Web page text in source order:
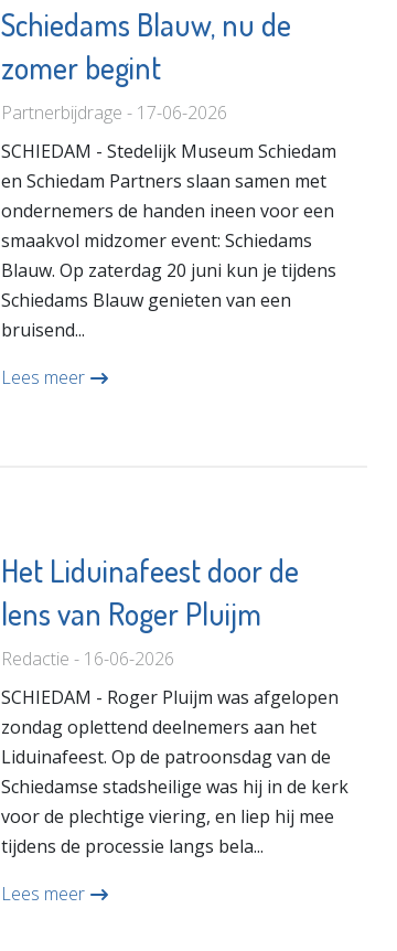
Schiedams Blauw, nu de
zomer begint
Partnerbijdrage - 17-06-2026
SCHIEDAM - Stedelijk Museum Schiedam
en Schiedam Partners slaan samen met
ondernemers de handen ineen voor een
smaakvol midzomer event: Schiedams
Blauw. Op zaterdag 20 juni kun je tijdens
Schiedams Blauw genieten van een
bruisend...
Lees meer
Het Liduinafeest door de
lens van Roger Pluijm
Redactie - 16-06-2026
SCHIEDAM - Roger Pluijm was afgelopen
zondag oplettend deelnemers aan het
Liduinafeest. Op de patroonsdag van de
Schiedamse stadsheilige was hij in de kerk
voor de plechtige viering, en liep hij mee
tijdens de processie langs bela...
Lees meer